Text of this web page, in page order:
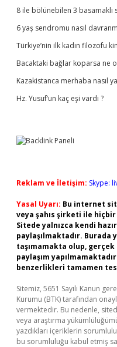
8 ile bölünebilen 3 basamaklı
6 yaş sendromu nasıl
Türkiye’nin ilk kadın filozofu
Bacaktaki bağlar koparsa ne
Kazakistanca merhaba nasıl
Hz. Yusuf’un kaç eşi vardı ?
Reklam ve İletişim: Skype:
Yasal Uyarı: Bu internet
veya şahıs şirketi ile
Sitede yalnızca kendi
paylaşılmaktadır.
taşımamakta olup,
paylaşım
benzerlikleri tamamen
Sitemiz, 5651 Sayılı Kanun
Kurumu (BTK) tarafından
vermektedir. Bu nedenle,
veya araştırma
yazdıkları içeriklerin
bu sorumluluğu kabul etmiş